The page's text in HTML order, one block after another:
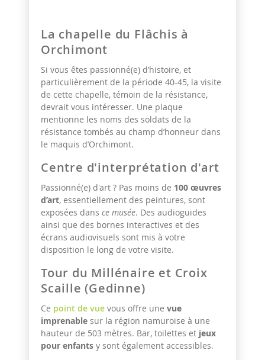
La chapelle du Flâchis à
Orchimont
Si vous êtes passionné(e) d’histoire, et
particulièrement de la période 40-45, la visite
de cette chapelle, témoin de la résistance,
devrait vous intéresser. Une plaque
mentionne les noms des soldats de la
résistance tombés au champ d’honneur dans
le maquis d’Orchimont.
Centre d'interprétation d'art
Passionné(e) d'art ? Pas moins de 100 œuvres
d’art, essentiellement des peintures, sont
exposées dans ce musée. Des audioguides
ainsi que des bornes interactives et des
écrans audiovisuels sont mis à votre
disposition le long de votre visite.
Tour du Millénaire et Croix
Scaille (Gedinne)
Ce point de vue vous offre une vue
imprenable sur la région namuroise à une
hauteur de 503 mètres. Bar, toilettes et jeux
pour enfants y sont également accessibles.